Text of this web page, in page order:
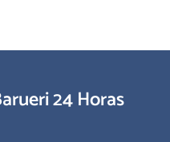
24 Horas